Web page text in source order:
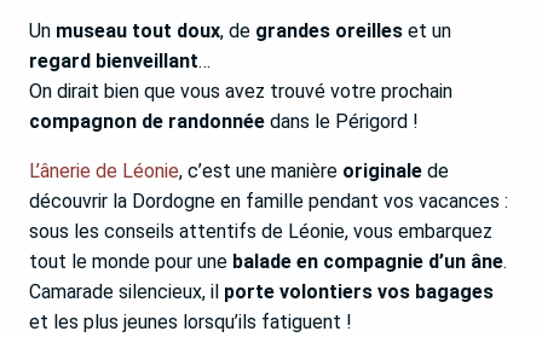
Un museau tout doux, de grandes oreilles et un
regard bienveillant…
On dirait bien que vous avez trouvé votre prochain
compagnon de randonnée dans le Périgord !
L’ânerie de Léonie, c’est une manière originale de
découvrir la Dordogne en famille pendant vos vacances :
sous les conseils attentifs de Léonie, vous embarquez
tout le monde pour une balade en compagnie d’un âne.
Camarade silencieux, il porte volontiers vos bagages
et les plus jeunes lorsqu’ils fatiguent !